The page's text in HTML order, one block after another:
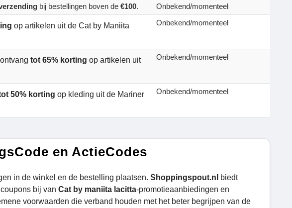
bij bestellingen boven de €100.
Onbekend/momenteel
op artikelen uit de Cat by Maniita
Onbekend/momenteel
tot 65% korting op artikelen uit
Onbekend/momenteel
50% korting op kleding uit de Mariner
Onbekend/momenteel
en ActieCodes
in de winkel en de bestelling plaatsen. Shoppingspout.nl
biedt
bij van Cat by maniita lacitta-promotieaanbiedingen en
voorwaarden die verband houden met het beter begrijpen van de